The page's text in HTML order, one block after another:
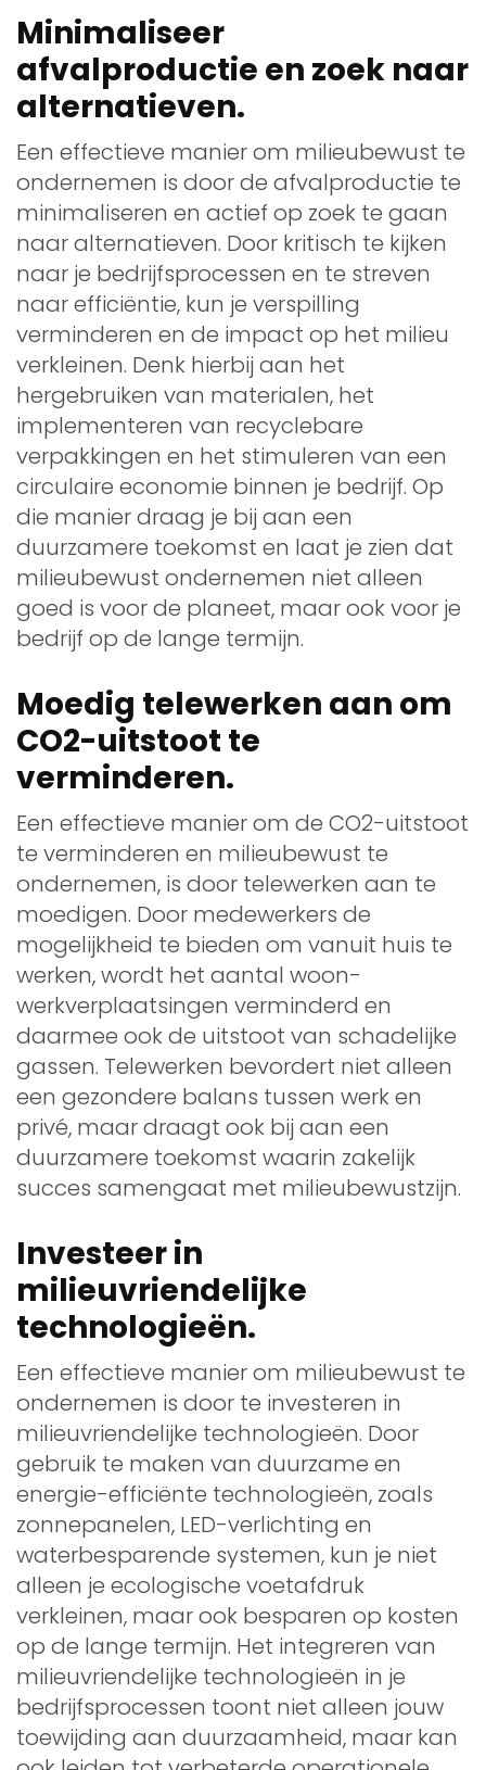
Minimaliseer
afvalproductie en zoek naar
alternatieven.
Een effectieve manier om milieubewust te
ondernemen is door de afvalproductie te
minimaliseren en actief op zoek te gaan
naar alternatieven. Door kritisch te kijken
naar je bedrijfsprocessen en te streven
naar efficiëntie, kun je verspilling
verminderen en de impact op het milieu
verkleinen. Denk hierbij aan het
hergebruiken van materialen, het
implementeren van recyclebare
verpakkingen en het stimuleren van een
circulaire economie binnen je bedrijf. Op
die manier draag je bij aan een
duurzamere toekomst en laat je zien dat
milieubewust ondernemen niet alleen
goed is voor de planeet, maar ook voor je
bedrijf op de lange termijn.
Moedig telewerken aan om
CO2-uitstoot te
verminderen.
Een effectieve manier om de CO2-uitstoot
te verminderen en milieubewust te
ondernemen, is door telewerken aan te
moedigen. Door medewerkers de
mogelijkheid te bieden om vanuit huis te
werken, wordt het aantal woon-
werkverplaatsingen verminderd en
daarmee ook de uitstoot van schadelijke
gassen. Telewerken bevordert niet alleen
een gezondere balans tussen werk en
privé, maar draagt ook bij aan een
duurzamere toekomst waarin zakelijk
succes samengaat met milieubewustzijn.
Investeer in
milieuvriendelijke
technologieën.
Een effectieve manier om milieubewust te
ondernemen is door te investeren in
milieuvriendelijke technologieën. Door
gebruik te maken van duurzame en
energie-efficiënte technologieën, zoals
zonnepanelen, LED-verlichting en
waterbesparende systemen, kun je niet
alleen je ecologische voetafdruk
verkleinen, maar ook besparen op kosten
op de lange termijn. Het integreren van
milieuvriendelijke technologieën in je
bedrijfsprocessen toont niet alleen jouw
toewijding aan duurzaamheid, maar kan